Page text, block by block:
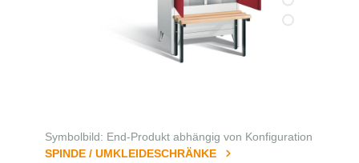
Symbolbild: End-Produkt abhängig von Konfiguration
SPINDE / UMKLEIDESCHRÄNKE